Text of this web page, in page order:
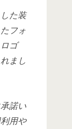
た装
フォ
ゴ
まし
諾い
用や